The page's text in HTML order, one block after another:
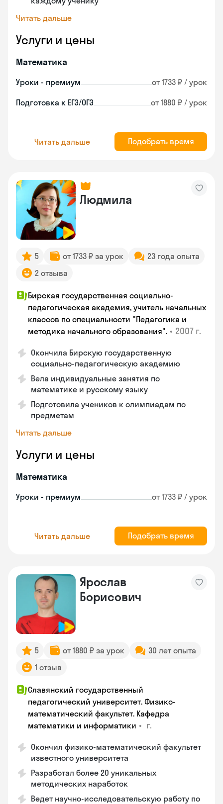
Читать дальше
Услуги и цены
Математика
Уроки - премиум от 1733 ₽ / урок
Подготовка к ЕГЭ/ОГЭ от 1880 ₽ / урок
Читать дальше Подобрать время
Людмила
5 от 1733 ₽ за урок
23 года опыта
2 отзыва
Бирская государственная социально-
педагогическая академия, учитель начальных
классов по специальности "Педагогика и
методика начального образования". • 2007 г.
Окончила Бирскую государственную
социально-педагогическую академию
Вела индивидуальные занятия по
математике и русскому языку
Подготовила учеников к олимпиадам по
предметам
Читать дальше
Услуги и цены
Математика
Уроки - премиум от 1733 ₽ / урок
Читать дальше Подобрать время
Ярослав
Борисович
5 от 1880 ₽ за урок
30 лет опыта
1 отзыв
Славянский государственный
педагогический университет. Физико-
математический факультет. Кафедра
математики и информатики • г.
Окончил физико-математический факультет
известного университета
Разработал более 20 уникальных
методических наработок
Ведет научно-исследовательскую работу по